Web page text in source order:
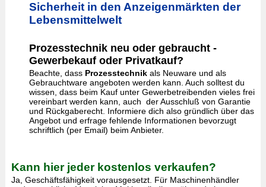
Sicherheit in den Anzeigenmärkten der
Lebensmittelwelt
Prozesstechnik neu oder gebraucht -
Gewerbekauf oder Privatkauf?
Beachte, dass Prozesstechnikals Neuware und als
Gebrauchtware angeboten werden kann. Auch solltest du
wissen, dass beim Kauf unter Gewerbetreibenden vieles frei
vereinbart werden kann, auch der Ausschluß von Garantie
und Rückgaberecht. Informiere dich also gründlich über das
Angebot und erfrage fehlende Informationen bevorzugt
schriftlich (per Email) beim Anbieter.
Kann hier jeder kostenlos verkaufen?
Ja, Geschäftsfähigkeit vorausgesetzt. Für Maschinenhändler